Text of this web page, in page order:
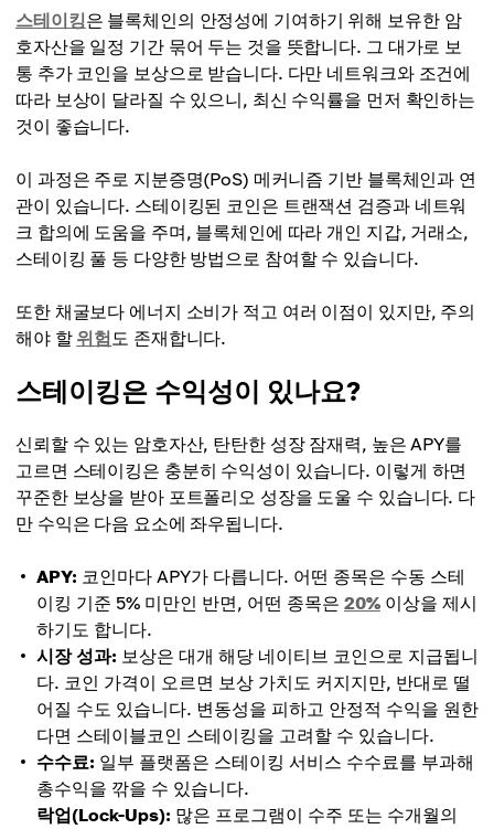
스테이킹은 블록체인의 안정성에 기여하기 위해 보유한 암
호자산을 일정 기간 묶어 두는 것을 뜻합니다. 그 대가로 보
통 추가 코인을 보상으로 받습니다. 다만 네트워크와 조건에
따라 보상이 달라질 수 있으니, 최신 수익률을 먼저 확인하는
것이 좋습니다.
이 과정은 주로 지분증명(PoS) 메커니즘 기반 블록체인과 연
관이 있습니다. 스테이킹된 코인은 트랜잭션 검증과 네트워
크 합의에 도움을 주며, 블록체인에 따라 개인 지갑, 거래소,
스테이킹 풀 등 다양한 방법으로 참여할 수 있습니다.
또한 채굴보다 에너지 소비가 적고 여러 이점이 있지만, 주의
해야 할 위험도 존재합니다.
스테이킹은 수익성이 있나요?
신뢰할 수 있는 암호자산, 탄탄한 성장 잠재력, 높은 APY를
고르면 스테이킹은 충분히 수익성이 있습니다. 이렇게 하면
꾸준한 보상을 받아 포트폴리오 성장을 도울 수 있습니다. 다
만 수익은 다음 요소에 좌우됩니다.
APY: 코인마다 APY가 다릅니다. 어떤 종목은 수동 스테
이킹 기준 5% 미만인 반면, 어떤 종목은 20% 이상을 제시
하기도 합니다.
시장 성과: 보상은 대개 해당 네이티브 코인으로 지급됩니
다. 코인 가격이 오르면 보상 가치도 커지지만, 반대로 떨
어질 수도 있습니다. 변동성을 피하고 안정적 수익을 원한
다면 스테이블코인 스테이킹을 고려할 수 있습니다.
수수료: 일부 플랫폼은 스테이킹 서비스 수수료를 부과해
총수익을 깎을 수 있습니다.
락업(Lock-Ups): 많은 프로그램이 수주 또는 수개월의